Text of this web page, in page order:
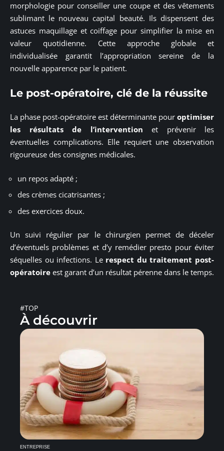
morphologie pour conseiller une coupe et des vêtements
sublimant le nouveau capital beauté. Ils dispensent des
astuces maquillage et coiffage pour simplifier la mise en
valeur quotidienne. Cette approche globale et
individualisée garantit l’appropriation sereine de la
nouvelle apparence par le patient.
Le post-opératoire, clé de la réussite
La phase post-opératoire est déterminante pour optimiser
les résultats de l’intervention et prévenir les
éventuelles complications. Elle requiert une observation
rigoureuse des consignes médicales.
un repos adapté ;
des crèmes cicatrisantes ;
des exercices doux.
Un suivi régulier par le chirurgien permet de déceler
d’éventuels problèmes et d’y remédier presto pour éviter
séquelles ou infections. Le respect du traitement post-
opératoire est garant d’un résultat pérenne dans le temps.
#TOP
À découvrir
ENTREPRISE